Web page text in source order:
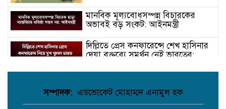
মানবিক মূল্যবোধসম্পন্ন বিচারকের
অভাবই বড় সংকট: আইনমন্ত্রী
দিল্লিতে প্রেস কনফারেন্সে শেখ হাসিনার
দেয়া বক্তব্যে সমর্থন নেই ভারতের:
“নীতিমালা” কি আইন? হাইকোর্ট কি
নীতিমালা প্রণয়নের নির্দেশ দিতে পারে—
সংবিধান ও বিচারিক ব্যাখ্যায় স্পষ্টতা
সম্পাদক: এডভোকেট মোহাম্মদ এনামুল হক